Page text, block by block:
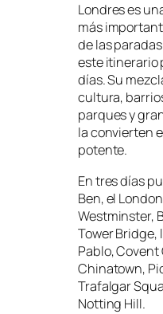
Londres es
más
de las
este itinerario
días. Su
cultura,
parques y
la convierten
potente.
En tres días
Ben, el
Westminster,
Tower Bridge,
Pablo, Covent
Chinatown,
Trafalgar
Notting Hill.